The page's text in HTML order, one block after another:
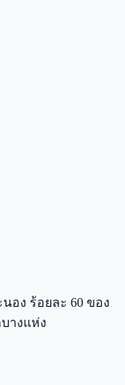
อง ร้อยละ 60 ของ
างแห่ง